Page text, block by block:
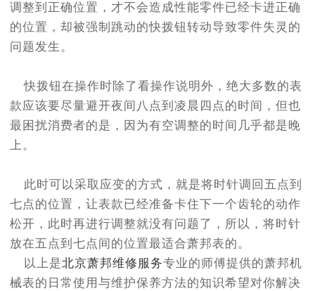
调整到正确位置，才不会造成性能零件已经卡进正确
的位置，却被强制跳动的快拨钮转动导致零件失灵的
问题发生。
快拨钮在操作时除了看操作说明外，绝大多数的表
款应该要尽量避开夜间八点到凌晨四点的时间，但也
最困扰消费者的是，因为有空调整的时间几乎都是晚
上。
此时可以采取应变的方式，就是将时针调回五点到
七点的位置，让表款已经准备卡住下一个齿轮的动作
松开，此时再进行调整就没有问题了，所以，将时针
放在五点到七点间的位置最适合萧邦表的。
以上是北京萧邦维修服务专业的师傅提供的萧邦机
械表的日常使用与维护保养方法的知识希望对你解决